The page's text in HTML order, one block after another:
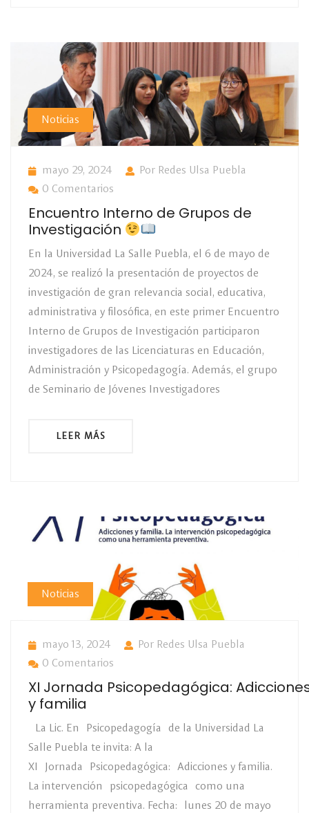
Noticias
mayo 29, 2024
Por Redes Ulsa Puebla
0 Comentarios
Encuentro Interno de Grupos de
Investigación
En la Universidad La Salle Puebla, el 6 de mayo de
2024, se realizó la presentación de proyectos de
investigación de gran relevancia social, educativa,
administrativa y filosófica, en este primer Encuentro
Interno de Grupos de Investigación participaron
investigadores de las Licenciaturas en Educación,
Administración y Psicopedagogía. Además, el grupo
de Seminario de Jóvenes Investigadores
LEER MÁS
Noticias
mayo 13, 2024
Por Redes Ulsa Puebla
0 Comentarios
XI Jornada Psicopedagógica:
y familia
La Lic. En Psicopedagogía de la Universidad La
Salle Puebla te invita: A la
XI Jornada Psicopedagógica: Adicciones y familia.
La intervención psicopedagógica como una
herramienta preventiva. Fecha: lunes 20 de mayo